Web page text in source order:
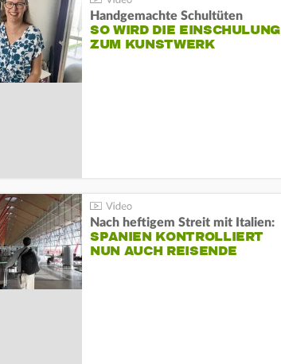
Handgemachte Schultüten
SO WIRD DIE EINSCHULUNG
ZUM KUNSTWERK
Nach heftigem Streit mit Italien:
SPANIEN KONTROLLIERT
NUN AUCH REISENDE